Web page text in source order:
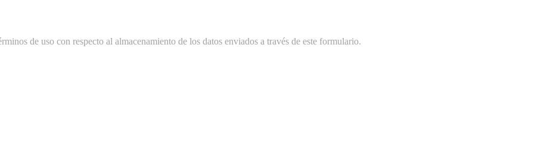
de uso con respecto al almacenamiento de los datos enviados a través de este formulario.